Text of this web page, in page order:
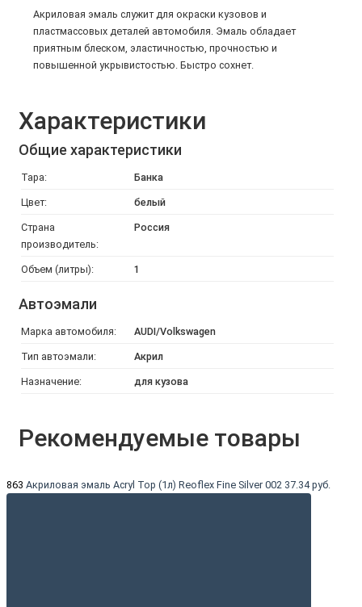
Акриловая эмаль служит для окраски кузовов и
пластмассовых деталей автомобиля. Эмаль обладает
приятным блеском, эластичностью, прочностью и
повышенной укрывистостью. Быстро сохнет.
Характеристики
Общие характеристики
Тара: Банка
Цвет: белый
Страна
производитель:
Россия
Объем (литры): 1
Автоэмали
Марка автомобиля: AUDI/Volkswagen
Тип автоэмали: Акрил
Назначение: для кузова
Рекомендуемые товары
863 Акриловая эмаль Acryl Top (1л) Reoflex Fine Silver 002 37.34 руб.